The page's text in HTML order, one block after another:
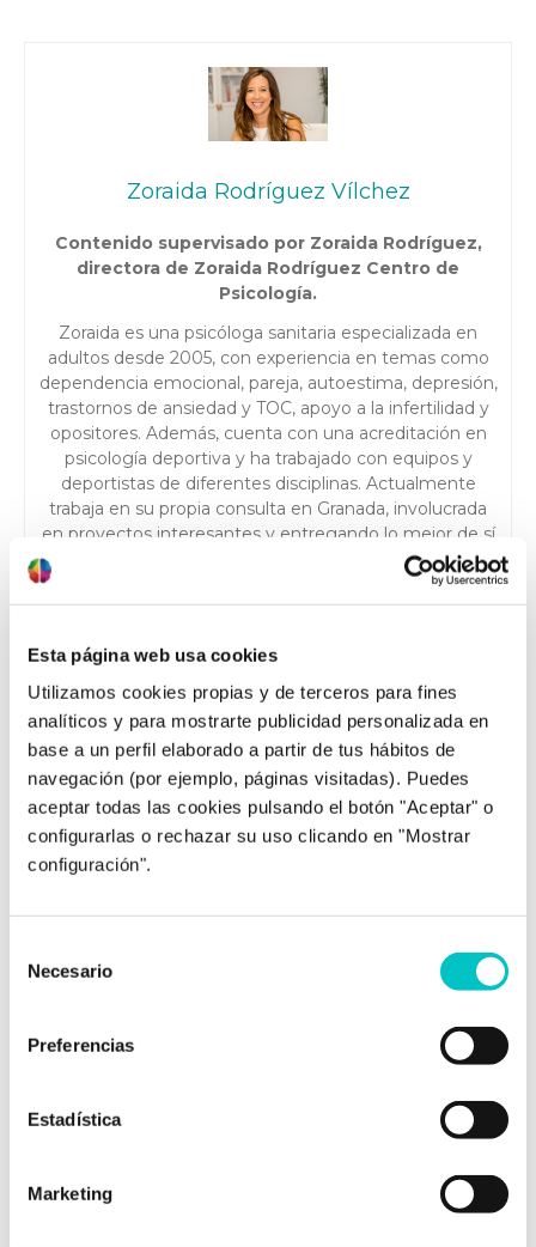
Esta página web usa cookies
Utilizamos cookies propias y de terceros para fines
analíticos y para mostrarte publicidad personalizada en
base a un perfil elaborado a partir de tus hábitos de
navegación (por ejemplo, páginas visitadas). Puedes
aceptar todas las cookies pulsando el botón "Aceptar" o
configurarlas o rechazar su uso clicando en "Mostrar
configuración".
Necesario
Preferencias
Estadística
Marketing
Zoraida Rodríguez Vílchez
Contenido supervisado por Zoraida Rodríguez,
directora de Zoraida Rodríguez Centro de
Psicología.
Zoraida es una psicóloga sanitaria especializada en
adultos desde 2005, con experiencia en temas como
dependencia emocional, pareja, autoestima, depresión,
trastornos de ansiedad y TOC, apoyo a la infertilidad y
opositores. Además, cuenta con una acreditación en
psicología deportiva y ha trabajado con equipos y
deportistas de diferentes disciplinas. Actualmente
trabaja en su propia consulta en Granada, involucrada
en proyectos interesantes y entregando lo mejor de sí
misma para ayudar a sus pacientes a lograr sus metas.
Post relacionados
¿Por qué darnos un tiempo con tu
Muchas de las personas que acuden a mi
relación de pareja. Hay quien está inmerso en
una relación de dependencia emocional,